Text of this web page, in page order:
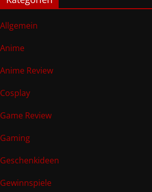
Allgemein
Anime
Anime Review
Cosplay
Game Review
Gaming
Geschenkideen
Gewinnspiele